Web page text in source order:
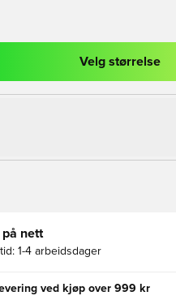
for å logge inn eller
Velg størrelse
nett
1-4 arbeidsdager
ved kjøp over 999 kr